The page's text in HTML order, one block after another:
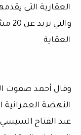
العقارية التي
العقاية
وقال أحمد صفوت
النهضة
عبد الفتاح